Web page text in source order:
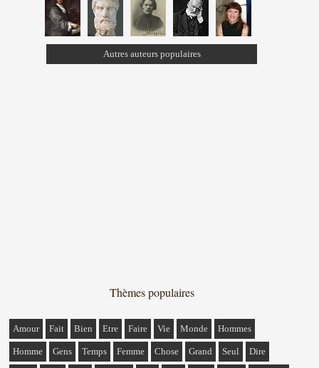
Autres auteurs populaires
Thèmes populaires
Amour Fait Bien Etre Faire Vie Monde Hommes
Homme Gens Temps Femme Chose Grand Seul Dire